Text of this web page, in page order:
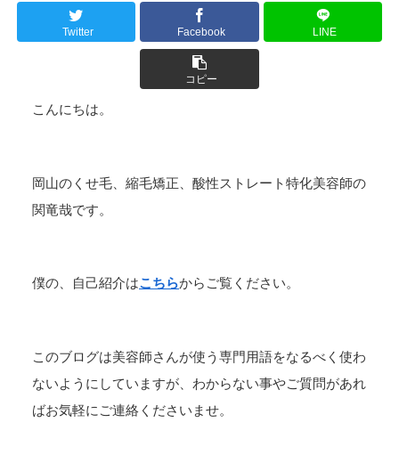
Twitter Facebook LINE
コピー
こんにちは。
岡山のくせ毛、縮毛矯正、酸性ストレート特化美容師の
関竜哉です。
僕の、自己紹介はこちらからご覧ください。
このブログは美容師さんが使う専門用語をなるべく使わ
ないようにしていますが、わからない事やご質問があれ
ばお気軽にご連絡くださいませ。